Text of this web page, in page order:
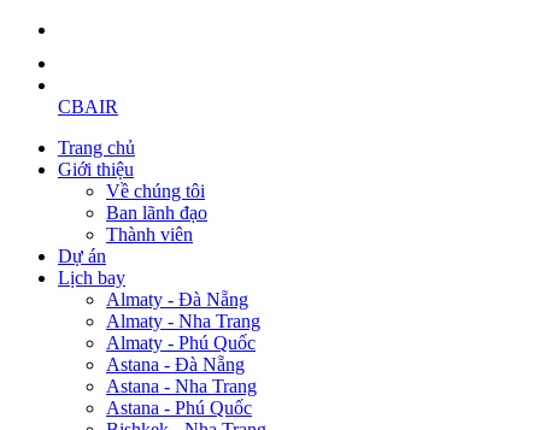
CBAIR
Trang chủ
Giới thiệu
Về chúng tôi
Ban lãnh đạo
Thành viên
Dự án
Lịch bay
Almaty - Đà Nẵng
Almaty - Nha Trang
Almaty - Phú Quốc
Astana - Đà Nẵng
Astana - Nha Trang
Astana - Phú Quốc